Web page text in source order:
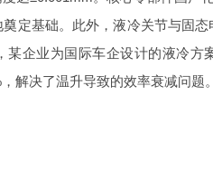
定基础。此外，液冷关节与固
某企业为国际车企设计的液冷
解决了温升导致的效率衰减问题